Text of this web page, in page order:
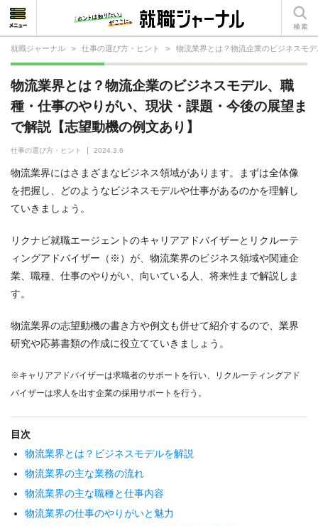
就職ジャーナル > 仕事の選び方・ヒント > 物流業界とは？物流企業のビジネスモ
物流業界とは？物流企業のビジネスモデル、職
種・仕事のやりがい、現状・課題・今後の展望ま
で解説【志望動機の例文あり】
仕事の選び方・ヒント 2024.3.6
物流業界にはさまざまなビジネス領域があります。まずは全体像
を把握し、どのようなビジネスモデルや仕事があるのかを理解し
ていきましょう。
リクナビ就職エージェントのキャリアアドバイザーとリクルーテ
ィングアドバイザー（※）が、物流業界のビジネス領域や関連企
業、職種、仕事のやりがい、向いている人、将来性まで解説しま
す。
物流業界の志望動機の書き方や例文も併せて紹介するので、業界
研究や応募書類の作成に役立てていきましょう。
※キャリアアドバイザーは求職者のサポートを行い、リクルーティングアド
バイザーは求人を出す企業の採用サポートを行う。
目次
物流業界とは？ビジネスモデルを解説
物流業界の主な業務の流れ
物流業界の主な職種と仕事内容
物流業界の仕事のやりがいと魅力
就活相談
就活ノウハウ
仕事の選び方・ヒント
仕事とは？
就活コラム